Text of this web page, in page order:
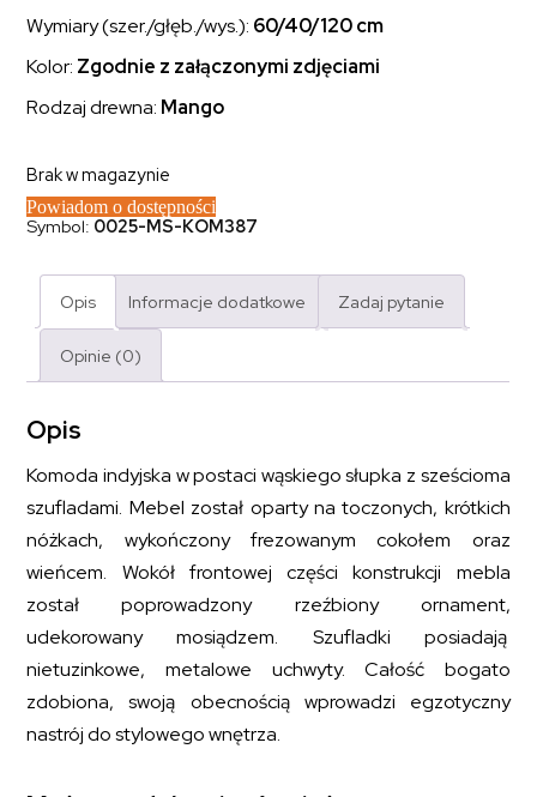
Wymiary (szer./głęb./wys.): 60/40/120 cm
Kolor: Zgodnie z załączonymi zdjęciami
Rodzaj drewna: Mango
Brak w magazynie
Powiadom o dostępności
Symbol: 0025-MS-KOM387
Opis Informacje dodatkowe Zadaj pytanie
Opinie (0)
Opis
Komoda indyjska w postaci wąskiego słupka z sześcioma
szufladami. Mebel został oparty na toczonych, krótkich
nóżkach, wykończony frezowanym cokołem oraz
wieńcem. Wokół frontowej części konstrukcji mebla
został poprowadzony rzeźbiony ornament,
udekorowany mosiądzem. Szufladki posiadają
nietuzinkowe, metalowe uchwyty. Całość bogato
zdobiona, swoją obecnością wprowadzi egzotyczny
nastrój do stylowego wnętrza.